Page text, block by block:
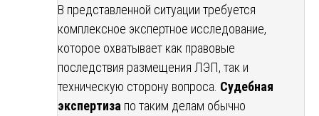
В представленной ситуации требуется
комплексное экспертное исследование,
которое охватывает как правовые
последствия размещения ЛЭП, так и
техническую сторону вопроса. Судебная
экспертиза по таким делам обычно